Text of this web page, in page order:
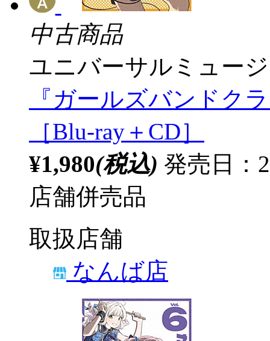
中古商品
ユニバーサルミュー
『ガールズバンドク
［Blu-ray＋CD］
¥1,980(税込) 発売日：
店舗併売品
取扱店舗
なんば店